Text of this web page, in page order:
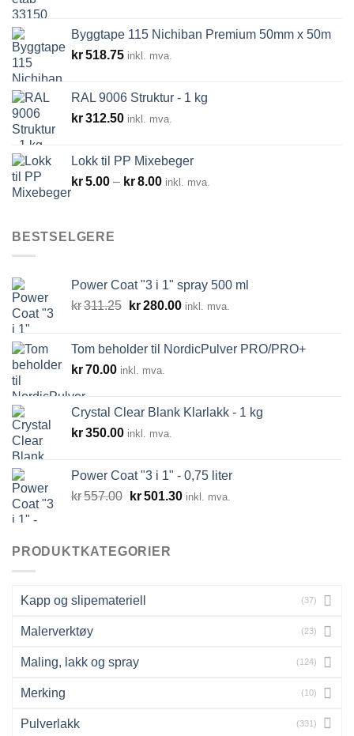
kr14,520.00
Byggtape 115 Nichiban Premium 50mm x 50m
kr518.75 inkl. mva.
RAL 9006 Struktur - 1 kg
kr312.50 inkl. mva.
Lokk til PP Mixebeger
kr5.00 – kr8.00Prisområde:
inkl. mva.
BESTSELGERE
Power Coat "3 i 1" spray 500 ml
kr311.25 Opprinnelig
kr311.25.
kr280.00Nåværende
kr280.00.
inkl. mva.
Tom beholder til NordicPulver PRO/PRO+
kr70.00 inkl. mva.
Crystal Clear Blank Klarlakk - 1 kg
kr350.00 inkl. mva.
Power Coat "3 i 1" - 0,75 liter
kr557.00 Opprinnelig
kr557.00.
kr501.30Nåværende
inkl. mva.
PRODUKTKATEGORIER
Kapp og slipemateriell (37)
Malerverktøy (23)
Maling, lakk og spray (124)
Merking (10)
Pulverlakk (331)